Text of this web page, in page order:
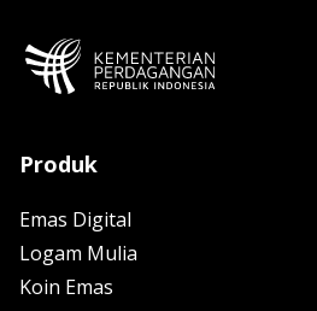
Produk
Emas Digital
Logam Mulia
Koin Emas